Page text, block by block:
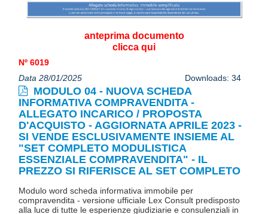
anteprima documento
clicca qui
Nº 6019
Data 28/01/2025
Downloads: 34
MODULO 04 - NUOVA SCHEDA
INFORMATIVA COMPRAVENDITA -
ALLEGATO INCARICO / PROPOSTA
D'ACQUISTO - AGGIORNATA APRILE 2023 -
SI VENDE ESCLUSIVAMENTE INSIEME AL
"SET COMPLETO MODULISTICA
ESSENZIALE COMPRAVENDITA" - IL
PREZZO SI RIFERISCE AL SET COMPLETO
Modulo word scheda informativa immobile per
compravendita - versione ufficiale Lex Consult predisposto
alla luce di tutte le esperienze giudiziarie e consulenziali in